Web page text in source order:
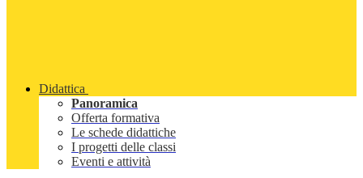
Didattica
Panoramica
Offerta formativa
Le schede didattiche
I progetti delle classi
Eventi e attività